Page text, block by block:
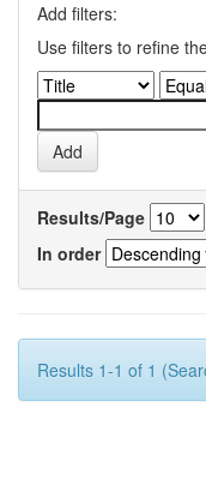
Add filters:
Use filters to refine
Results/Page
In order
Results 1-1 of 1